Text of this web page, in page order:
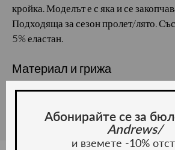
кройка. Моделът е с яка и се
Подходяща за сезон пролет/лято.
5% еластан.
Материал и грижа
Материал: Памук, Еластан
Абонирайте се за
Andrews/
и вземете -10%